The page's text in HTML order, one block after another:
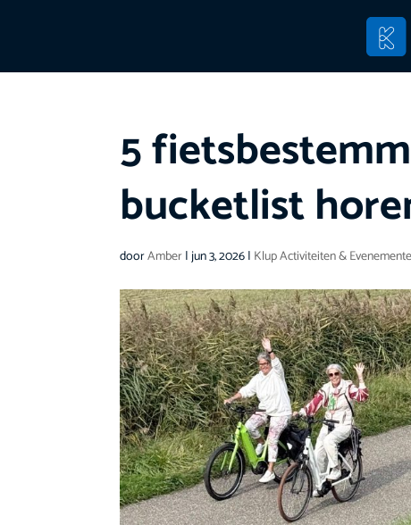
5
bucketlist
doorAmber|jun 3, 2026| Klup Activiteiten &